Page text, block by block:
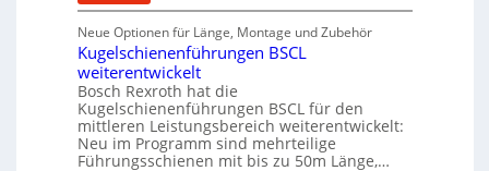
u
e
U
m
g
e
b
a
n
g
l
e
n
r
r
ä
z
i
s
e
H
u
b
f
r
A
u
t
o
m
o
t
i
D
g
i
t
a
l
e
r
W
e
Neue Optionen für Länge, Montage und Zubehör
Kugelschienenführungen BSCL
weiterentwickelt
Bosch Rexroth hat die
Kugelschienenführungen BSCL für den
mittleren Leistungsbereich weiterentwickelt:
Neu im Programm sind mehrteilige
Führungsschienen mit bis zu 50m Länge,…